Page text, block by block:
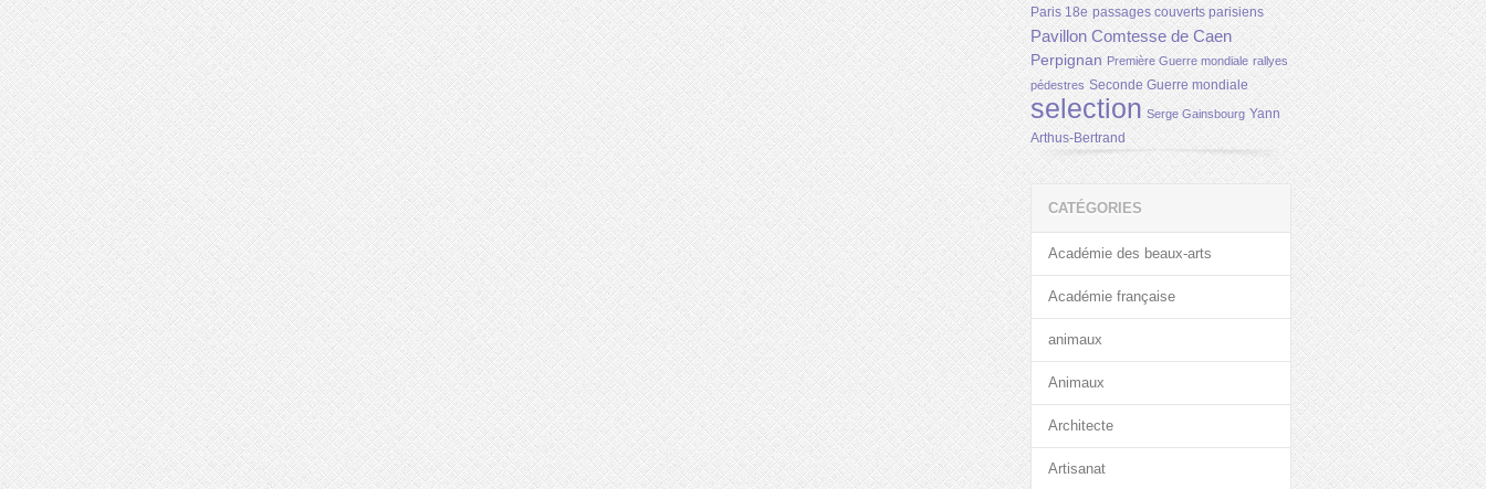
Paris 18e passages couverts parisiens
Pavillon Comtesse de Caen
Perpignan Première Guerre mondiale rallyes
pédestres Seconde Guerre mondiale
selection Serge Gainsbourg Yann
Arthus-Bertrand
CATÉGORIES
Académie des beaux-arts
Académie française
animaux
Animaux
Architecte
Artisanat